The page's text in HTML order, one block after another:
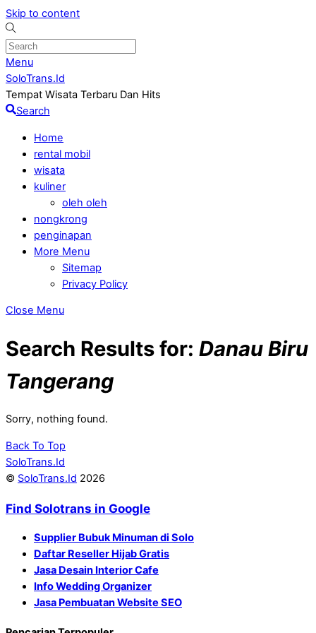
Skip to content
Menu
SoloTrans.Id
Tempat Wisata Terbaru Dan Hits
Search
Home
rental mobil
wisata
kuliner
oleh oleh
nongkrong
penginapan
More Menu
Sitemap
Privacy Policy
Close Menu
Search Results for: Danau Biru
Tangerang
Sorry, nothing found.
Back To Top
SoloTrans.Id
© SoloTrans.Id 2026
Find Solotrans in Google
Supplier Bubuk Minuman di Solo
Daftar Reseller Hijab Gratis
Jasa Desain Interior Cafe
Info Wedding Organizer
Jasa Pembuatan Website SEO